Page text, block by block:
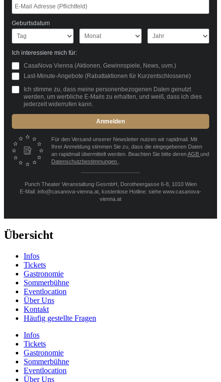
Geburtsdatum
Ich interessiere mich für:
CasaNova Vienna (Aktionen, Gewinnspiele, News, uvm.)
Last-Minute-Angebote (Rabattaktionen für Kurzentschlossene)
Ich stimme zu, dass meine personenbezogenen Daten genutzt
werden, um werbliche E-Mails zu erhalten, und weiß, dass ich dies
jederzeit widerrufen kann.
Anmelden
Für den Versand unserer Newsletter nutzen wir rapidmail. Mit
Ihrer Anmeldung stimmen Sie zu, dass die eingegebenen Daten
an rapidmail übermittelt werden. Beachten Sie bitte derenAGB und
Datenschutzbestimmungen
Punch Theater Veranstaltung GesmbH, Dorotheergasse 6-8, 1010 Wien
E-Mail: info@casanova-vienna.at, kostenlose Hotline: siehe www.casanova-
vienna.at
Übersicht
Infos
Tickets
Gastronomie
Sommerbühne
Eventlocation
Über Uns
Kontakt
Häufig gestellte Fragen
Infos
Tickets
Gastronomie
Sommerbühne
Eventlocation
Über Uns